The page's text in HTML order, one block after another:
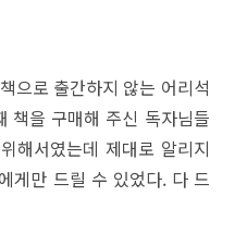
으로 출간하지 않는 어리석
책을 구매해 주신 독자님들
해서였는데 제대로 알리지
게만 드릴 수 있었다. 다 드